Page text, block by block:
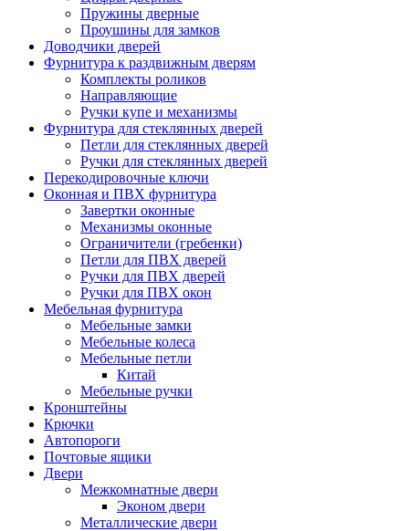
Пружины дверные
Проушины для замков
Доводчики дверей
Фурнитура к раздвижным дверям
Комплекты роликов
Направляющие
Ручки купе и механизмы
Фурнитура для стеклянных дверей
Петли для стеклянных дверей
Ручки для стеклянных дверей
Перекодировочные ключи
Оконная и ПВХ фурнитура
Завертки оконные
Механизмы оконные
Ограничители (гребенки)
Петли для ПВХ дверей
Ручки для ПВХ дверей
Ручки для ПВХ окон
Мебельная фурнитура
Мебельные замки
Мебельные колеса
Мебельные петли
Китай
Мебельные ручки
Кронштейны
Крючки
Автопороги
Почтовые ящики
Двери
Межкомнатные двери
Эконом двери
Металлические двери